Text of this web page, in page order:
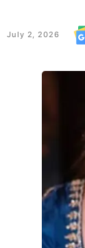
July 2, 2026